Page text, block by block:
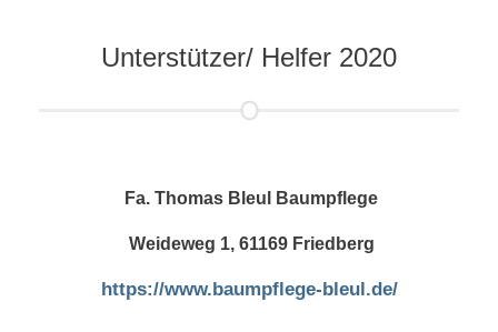
Unterstützer/ Helfer 2020
Fa. Thomas Bleul Baumpflege
Weideweg 1, 61169 Friedberg
https://www.baumpflege-bleul.de/